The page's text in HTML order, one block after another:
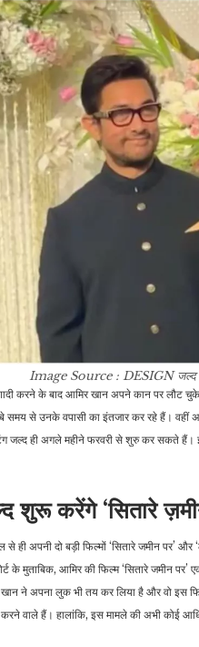
Image Source : DESIGNजल्द
करने के बाद आमिर खान अपने कान पर लौट
से उनके वपासी का इंतजार कर रहे हैं।
जल्द ही अगले महीने फरवरी से शुरु कर सकते हैं।
शुरू करेंगे ‘सितारे
ही अपनी दो बड़ी फिल्मों ‘सितारे जमीन पर’
के मुताबिक, आमिर की फिल्म ‘सितारे जमीन
ने अपना लुक भी तय कर लिया है और वो इस
वाले हैं। हालांकि, इस मामले की अभी कोई
के
रूटीन,…
इंडिया
सीट शेयरिंग से लेकर संसद के
विशेष सत्र तक, I.N.D.I.A
की बैठक…
राजनीति
इजराइल के नए फरमान से मच
गया है हड़कंप, हमले के डर से
अमेरिकी खुफिया एजेंसी की
निदेशक तुलसी गबार्ड का बयान,
…
पूर्व प्रधानमंत्री नवाज शरीफ